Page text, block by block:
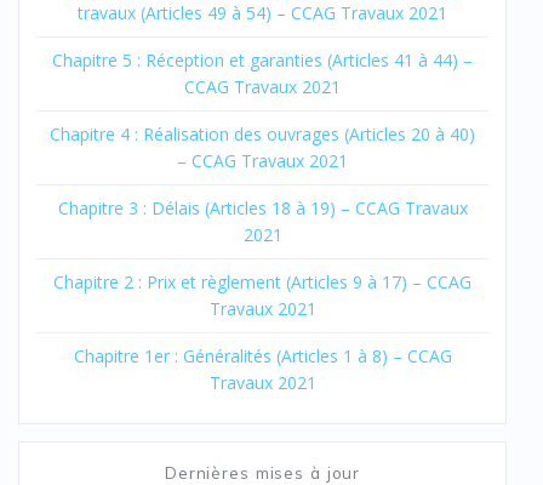
travaux (Articles 49 à 54) – CCAG Travaux 2021
Chapitre 5 : Réception et garanties (Articles 41 à 44) –
CCAG Travaux 2021
Chapitre 4 : Réalisation des ouvrages (Articles 20 à 40)
– CCAG Travaux 2021
Chapitre 3 : Délais (Articles 18 à 19) – CCAG Travaux
2021
Chapitre 2 : Prix et règlement (Articles 9 à 17) – CCAG
Travaux 2021
Chapitre 1er : Généralités (Articles 1 à 8) – CCAG
Travaux 2021
Dernières mises à jour